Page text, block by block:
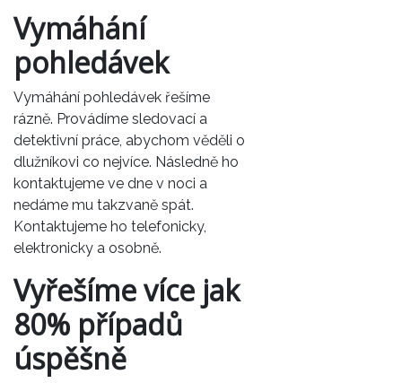
Vymáhání
pohledávek
Vymáhání pohledávek řešíme
rázně. Provádíme sledovací a
detektivní práce, abychom věděli o
dlužníkovi co nejvíce. Následně ho
kontaktujeme ve dne v noci a
nedáme mu takzvaně spát.
Kontaktujeme ho telefonicky,
elektronicky a osobně.
Vyřešíme více jak
80% případů
úspěšně